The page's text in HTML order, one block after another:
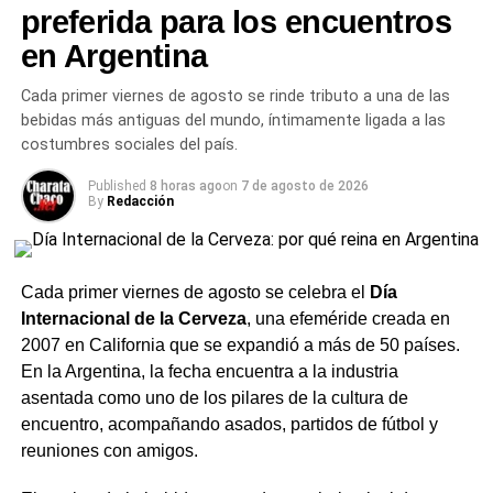
provinciales en conmemoración de la fecha.
Desde el Cucai Chacoy el Ministerio de Salud invitaron a
toda la comunidad a sumarse a las actividades con el
mensaje que guía cada acción: «Donar órganos es dar
vida».
TEMAS RELACIONADOS
DÍA NACIONAL DE LA DONACIÓN DE ÓRGANOS
DONACIÓN DE ÓRGANOS
FESTIVAL CELEBRA LA VIDA
MAYO 2026
MÉDULA ÓSEA
MINISTERIO DE SALUD CHACO
RESISTENCIA
SÁENZ PEÑA
ACTUALIDAD
SECHEEP realiza trabajos de mantenimiento este
miércoles en Charata y otras ocho localidades
del Chaco: horarios y zonas afectadas
NOTICIAS
Además, agradecieron a las cocineras del hospital, Ana
Ledezma y Ramona Fernández, por preparar las
degustaciones que se compartieron durante la jornada.
El agradecimiento a las
familias
Elhospital
familias que participaron, compartieron sus experiencias
único e irremplazable. Desde la institución remarcaron
que la leche materna no solo alimenta, sino que protege,
fortalece el vínculo entre mamá y bebé y aporta
beneficios para todo el binomio, para un comienzo
El hospital invitó a seguir sumando acciones que
preferida para los encuentros
en Argentina
Cada primer viernes de agosto se rinde tributo a una de las
bebidas más antiguas del mundo, íntimamente ligada a las
costumbres sociales del país.
Published 8 horas agoon 7 de agosto de 2026
By Redacción
Cada primer viernes de agosto se celebra el
Día
Internacional de la Cerveza, una efeméride creada en
2007 en California que se expandió a más de 50 países.
En la Argentina, la fecha encuentra a la industria
asentada como uno de los pilares de la cultura de
encuentro, acompañando asados, partidos de fútbol y
reuniones con amigos.